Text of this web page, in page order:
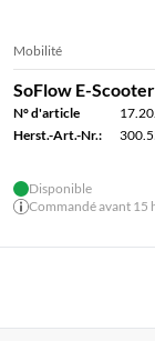
Mobilité
SoFlow E-
N° d'article
Herst.-Art.-Nr.:
Disponible
Commandé avant 15